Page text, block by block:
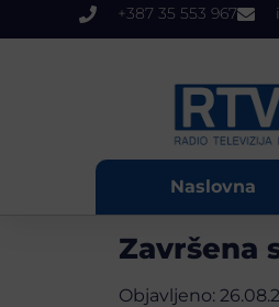
+387 35 553 967
Naslovna
Završena
Objavljeno: